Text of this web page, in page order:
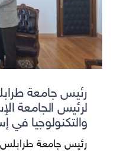
رئيس جامعة
لرئيس الجامعة
والتكنولوجيا في
رئيس جامعة طرابلس